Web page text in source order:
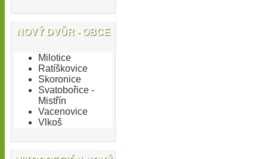
NOVÝ DVŮR - OBCE
Milotice
Ratíškovice
Skoronice
Svatobořice -
Mistřín
Vacenovice
Vlkoš